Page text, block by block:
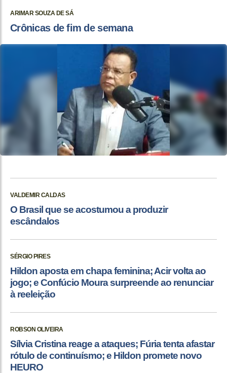
ARIMAR SOUZA DE SÁ
Crônicas de fim de semana
VALDEMIR CALDAS
O Brasil que se acostumou a produzir
escândalos
SÉRGIO PIRES
Hildon aposta em chapa feminina; Acir volta ao
jogo; e Confúcio Moura surpreende ao renunciar
à reeleição
ROBSON OLIVEIRA
Sílvia Cristina reage a ataques; Fúria tenta afastar
rótulo de continuísmo; e Hildon promete novo
HEURO